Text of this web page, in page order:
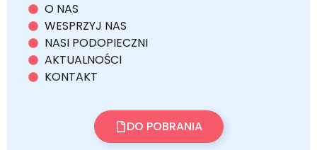
O NAS
WESPRZYJ NAS
NASI PODOPIECZNI
AKTUALNOŚCI
KONTAKT
DO POBRANIA